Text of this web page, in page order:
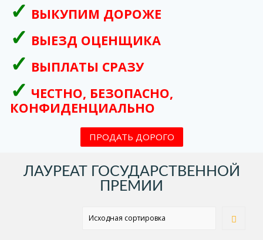
ВЫКУПИМ ДОРОЖЕ
ВЫЕЗД ОЦЕНЩИКА
ВЫПЛАТЫ СРАЗУ
ЧЕСТНО, БЕЗОПАСНО,
КОНФИДЕНЦИАЛЬНО
ПРОДАТЬ ДОРОГО
ЛАУРЕАТ ГОСУДАРСТВЕННОЙ
ПРЕМИИ